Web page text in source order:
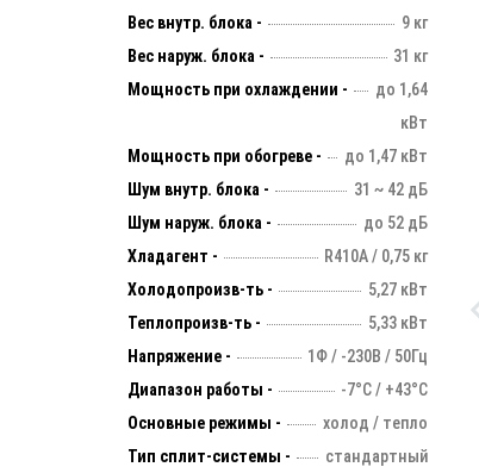
Вес внутр. блока -
9 кг
Вес наруж. блока -
31 кг
Мощность при охлаждении -
до 1,64
кВт
Мощность при обогреве -
до 1,47 кВт
Шум внутр. блока -
31 ~ 42 дБ
Шум наруж. блока -
до 52 дБ
Хладагент -
R410A / 0,75 кг
Холодопроизв-ть -
5,27 кВт
Теплопроизв-ть -
5,33 кВт
Напряжение -
1Ф / -230В / 50Гц
Диапазон работы -
-7°С / +43°С
Основные режимы -
холод / тепло
Тип сплит-системы -
стандартный